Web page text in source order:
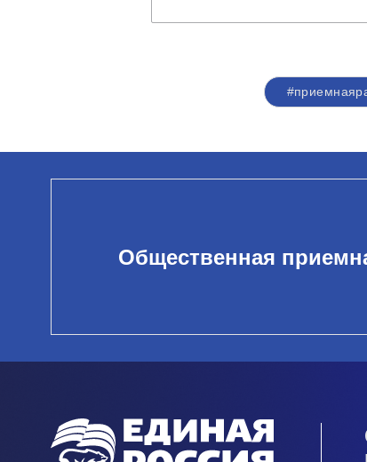
Общественная